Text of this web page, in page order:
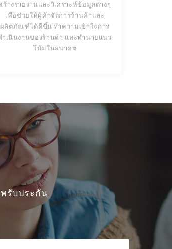
สร้างรายงานและวิเคราะห์ข้อมูลต่างๆ
เพื่อช่วยให้ผู้ค้าจัดการร้านค้าและ
ผลิตภัณฑ์ได้ดีขึ้น ทำความเข้าใจการ
ำเนินงานของร้านค้า และทำนายแนว
โน้มในอนาคต
รับประกัน